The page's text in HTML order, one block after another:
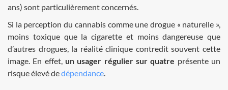
ans) sont particulièrement concernés.
Si la perception du cannabis comme une drogue « naturelle »,
moins toxique que la cigarette et moins dangereuse que
d’autres drogues, la réalité clinique contredit souvent cette
image. En effet, un usager régulier sur quatre présente un
risque élevé dedépendance.